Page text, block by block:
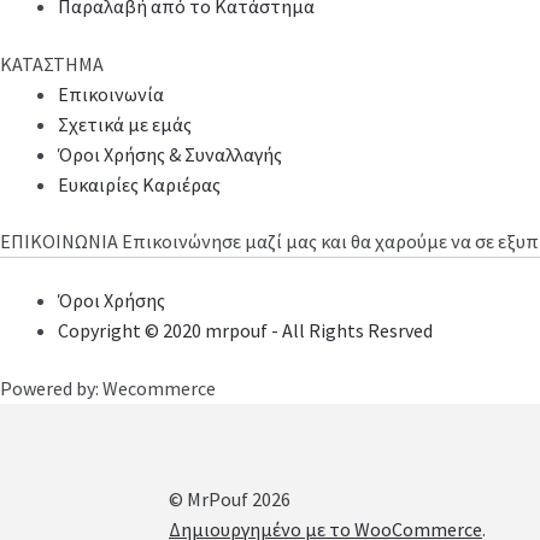
Παραλαβή από το Κατάστημα
ΚΑΤΑΣΤΗΜΑ
Επικοινωνία
Σχετικά με εμάς
Όροι Χρήσης & Συναλλαγής
Ευκαιρίες Καριέρας
ΕΠΙΚΟΙΝΩΝΙΑ Επικοινώνησε μαζί μας και θα χαρούμε να σε
Όροι Χρήσης
Copyright © 2020 mrpouf - All Rights Resrved
Powered by: Wecommerce
© MrPouf 2026
Δημιουργημένο με το WooCommerce.